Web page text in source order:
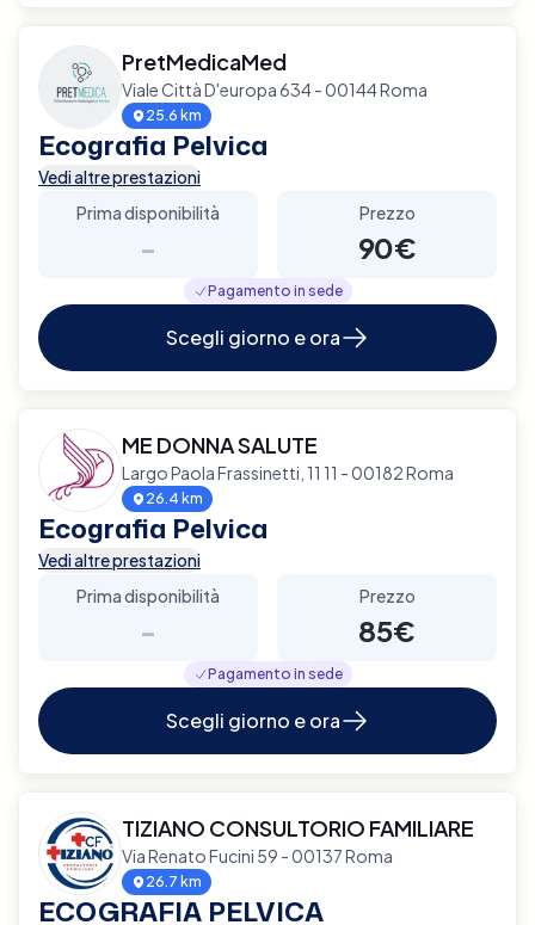
PretMedicaMed
Viale Città D'europa 634 - 00144 Roma
25.6 km
Ecografia Pelvica
Vedi altre prestazioni
Prima disponibilità
-
Prezzo
90€
Pagamento in sede
Scegli giorno e ora
ME DONNA SALUTE
Largo Paola Frassinetti, 11 11 - 00182 Roma
26.4 km
Ecografia Pelvica
Vedi altre prestazioni
Prima disponibilità
-
Prezzo
85€
Pagamento in sede
Scegli giorno e ora
TIZIANO CONSULTORIO FAMILIARE
Via Renato Fucini 59 - 00137 Roma
26.7 km
ECOGRAFIA PELVICA